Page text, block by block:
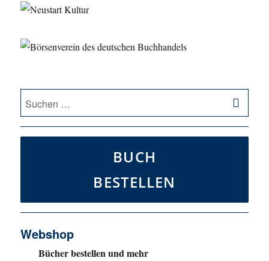
Suche
nach:
BUCH
BESTELLEN
Webshop
Bücher bestellen und mehr